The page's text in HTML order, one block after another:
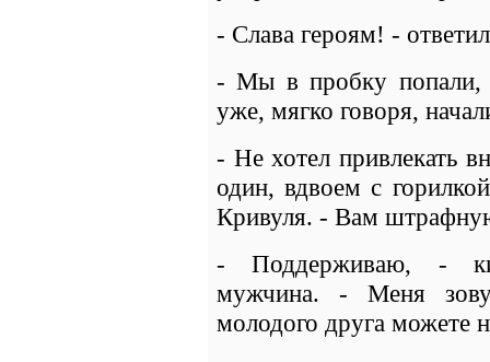
- Слава героям! -
- Мы в пробку попали,
уже, мягко говоря,
- Не хотел привлекать
один, вдвоем с
Кривуля. - Вам
- Поддерживаю, -
мужчина. - Меня
молодого друга можете